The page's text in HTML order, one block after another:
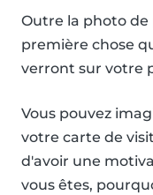
Outre la photo
première chose
verront sur votre
Vous pouvez
votre carte de
d'avoir une
vous êtes,